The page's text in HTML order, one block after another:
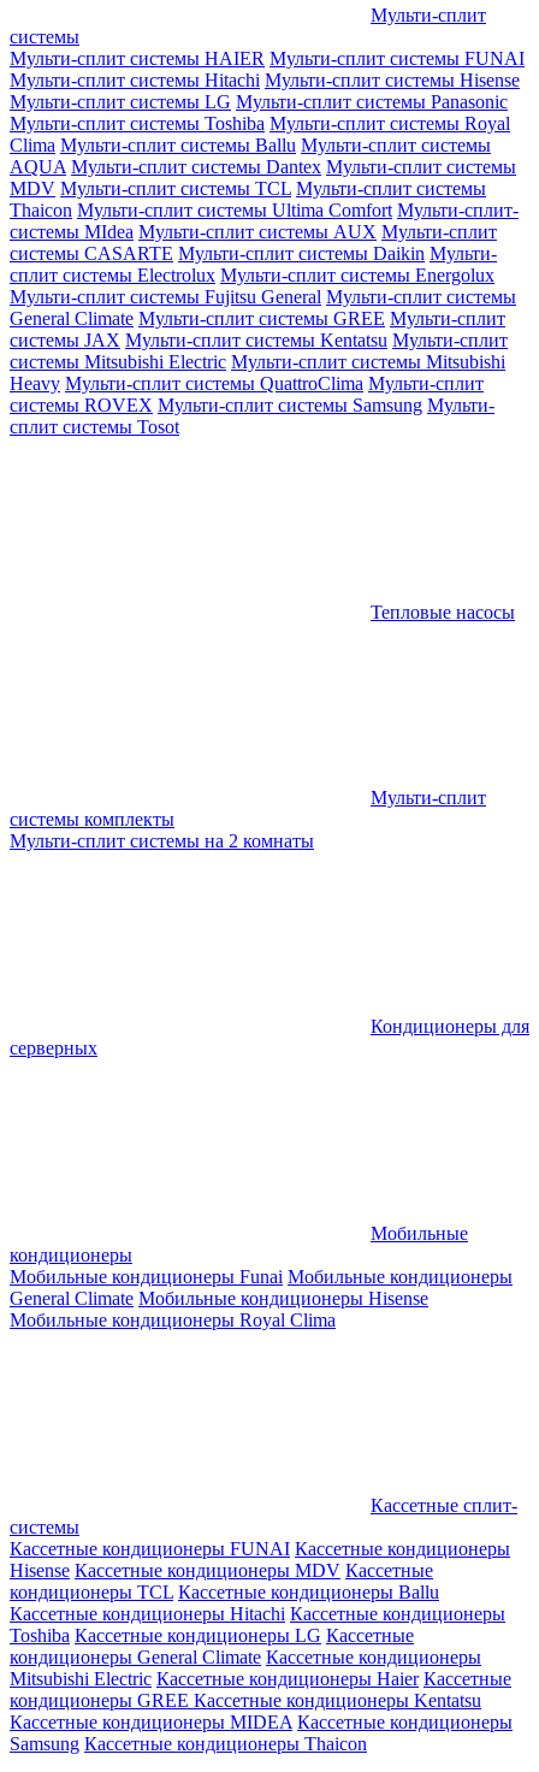
Мульти-сплит
системы
Мульти-сплит системы HAIER Мульти-сплит системы FUNAI
Мульти-сплит системы Hitachi Мульти-сплит системы Hisense
Мульти-сплит системы LG Мульти-сплит системы Panasonic
Мульти-сплит системы Toshiba Мульти-сплит системы Royal
Clima Мульти-сплит системы Ballu Мульти-сплит системы
AQUA Мульти-сплит системы Dantex Мульти-сплит системы
MDV Мульти-сплит системы TCL Мульти-сплит системы
Thaicon Мульти-сплит системы Ultima Comfort Мульти-сплит-
системы MIdea Мульти-сплит системы AUX Мульти-сплит
системы CASARTE Мульти-сплит системы Daikin Мульти-
сплит системы Electrolux Мульти-сплит системы Energolux
Мульти-сплит системы Fujitsu General Мульти-сплит системы
General Climate Мульти-сплит системы GREE Мульти-сплит
системы JAX Мульти-сплит системы Kentatsu Мульти-сплит
системы Mitsubishi Electric Мульти-сплит системы Mitsubishi
Heavy Мульти-сплит системы QuattroClima Мульти-сплит
системы ROVEX Мульти-сплит системы Samsung Мульти-
сплит системы Tosot
Тепловые насосы
Мульти-сплит
системы комплекты
Мульти-сплит системы на 2 комнаты
Кондиционеры для
серверных
Мобильные
кондиционеры
Мобильные кондиционеры Funai Мобильные кондиционеры
General Climate Мобильные кондиционеры Hisense
Мобильные кондиционеры Royal Clima
Кассетные сплит-
системы
Кассетные кондиционеры FUNAI Кассетные кондиционеры
Hisense Кассетные кондиционеры MDV Кассетные
кондиционеры TCL Кассетные кондиционеры Ballu
Кассетные кондиционеры Hitachi Кассетные кондиционеры
Toshiba Кассетные кондиционеры LG Кассетные
кондиционеры General Climate Кассетные кондиционеры
Mitsubishi Electric Кассетные кондиционеры Haier Кассетные
кондиционеры GREE Кассетные кондиционеры Kentatsu
Кассетные кондиционеры MIDEA Кассетные кондиционеры
Samsung Кассетные кондиционеры Thaicon